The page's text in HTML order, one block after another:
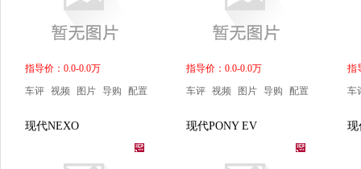
指导价：0.0-0.0万
车评 视频 图片 导购 配置
指导价：0.0-0.0万
车评 视频 图片 导购 配置
指
车
现代NEXO 现代PONY EV 现